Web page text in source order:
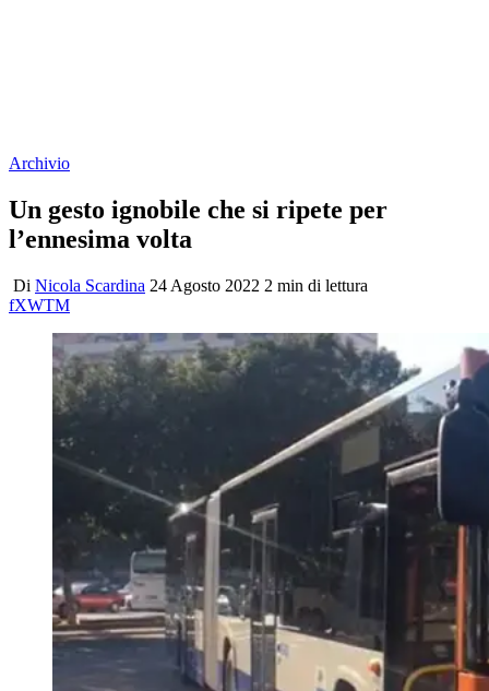
Archivio
Un gesto ignobile che si ripete per
l’ennesima volta
Di Nicola Scardina 24 Agosto 2022 2 min di lettura
fXWTM